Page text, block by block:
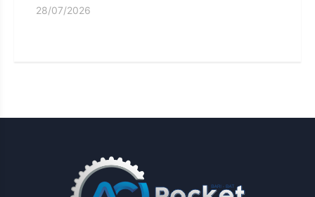
28/07/2026